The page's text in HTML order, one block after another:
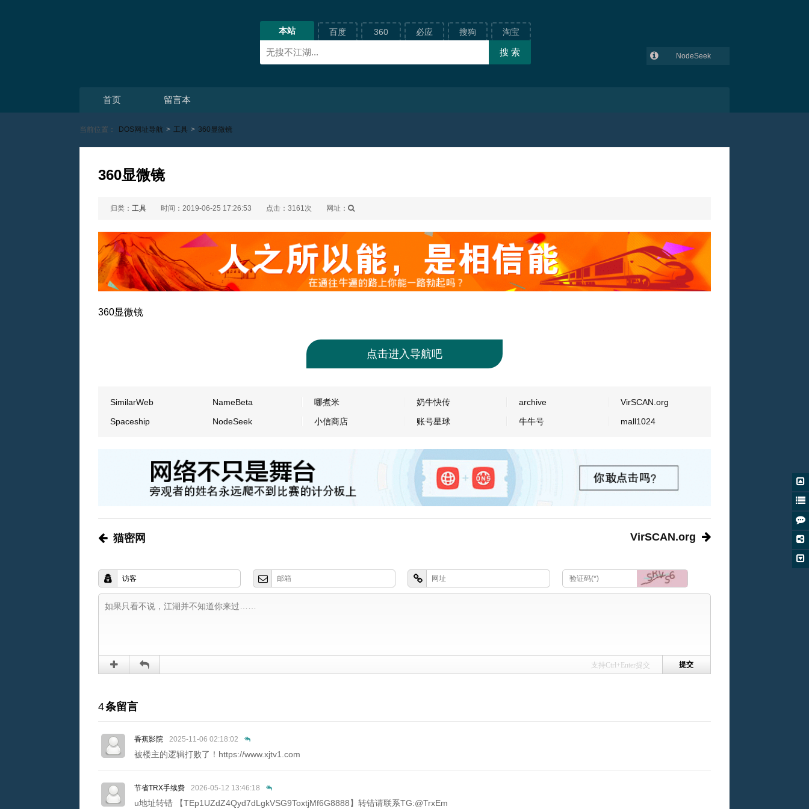
本站 百度 360 必应 搜狗 淘宝
NodeSeek
全球主机交流论坛
首页 留言本
当前位置： DOS网址导航 > 工具 > 360显微镜
360显微镜
归类： 工具 时间：2019-06-25 17:26:53 点击：3161次 网址：
360显微镜
点击进入导航吧
SimilarWeb NameBeta 哪煮米 奶牛快传 archive
VirSCAN.org
Spaceship
NodeSeek 小信商店 账号星球 牛牛号 mall1024
猫密网 VirSCAN.org
支持Ctrl+Enter提交
4条留言
香蕉影院 2025-11-06 02:18:02
被楼主的逻辑打败了！https://www.xjtv1.com
节省TRX手续费 2026-05-12 13:46:18
u地址转错 【TEp1UZdZ4Qyd7dLgkVSG9ToxtjMf6G8888】转错请联系TG:@TrxEm